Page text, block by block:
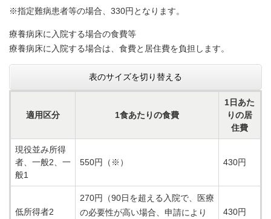
※指定難病患者等の場合、330円となります。
療養病床に入院する場合の食費等
療養病床に入院する場合は、食費と居住費を負担します。
表のサイズを切り替える
適用区分 1食あたりの食費
1日あた
りの居
住費
現役並み所得
者、一般2、一
般1
550円（※） 430円
低所得者2
270円（90日を超える入院で、医療
の必要性が高い場合、申請により
430円